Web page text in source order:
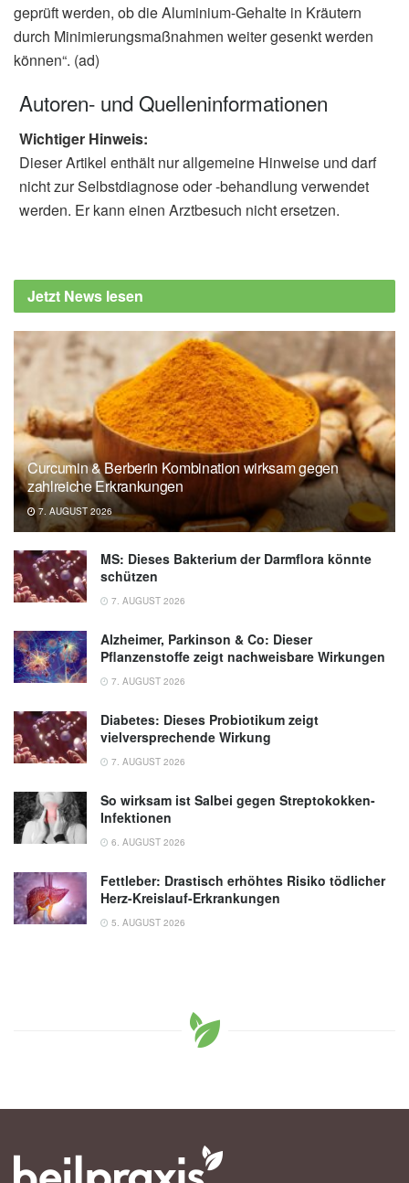
geprüft werden, ob die Aluminium-Gehalte in Kräutern
durch Minimierungsmaßnahmen weiter gesenkt werden
können“. (ad)
Autoren- und Quelleninformationen
Wichtiger Hinweis:
Dieser Artikel enthält nur allgemeine Hinweise und darf
nicht zur Selbstdiagnose oder -behandlung verwendet
werden. Er kann einen Arztbesuch nicht ersetzen.
Jetzt News lesen
Curcumin & Berberin Kombination wirksam gegen
zahlreiche Erkrankungen
7. AUGUST 2026
MS: Dieses Bakterium der Darmflora könnte
schützen
7. AUGUST 2026
Alzheimer, Parkinson & Co: Dieser
Pflanzenstoffe zeigt nachweisbare Wirkungen
7. AUGUST 2026
Diabetes: Dieses Probiotikum zeigt
vielversprechende Wirkung
7. AUGUST 2026
So wirksam ist Salbei gegen Streptokokken-
Infektionen
6. AUGUST 2026
Fettleber: Drastisch erhöhtes Risiko tödlicher
Herz-Kreislauf-Erkrankungen
5. AUGUST 2026